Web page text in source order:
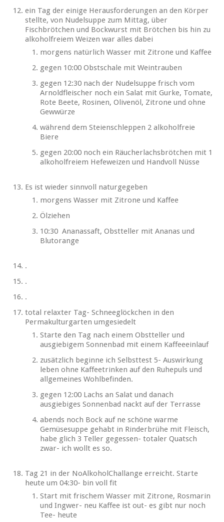
ein Tag der einige Herausforderungen an den Körper
stellte, von Nudelsuppe zum Mittag, über
Fischbrötchen und Bockwurst mit Brötchen bis hin zu
alkoholfreiem Weizen war alles dabei
morgens natürlich Wasser mit Zitrone und Kaffee
gegen 10:00 Obstschale mit Weintrauben
gegen 12:30 nach der Nudelsuppe frisch vom
Arnoldfleischer noch ein Salat mit Gurke, Tomate,
Rote Beete, Rosinen, Olivenöl, Zitrone und ohne
Gewwürze
während dem Steienschleppen 2 alkoholfreie
Biere
gegen 20:00 noch ein Räucherlachsbrötchen mit 1
alkoholfreiem Hefeweizen und Handvoll Nüsse
Es ist wieder sinnvoll naturgegeben
morgens Wasser mit Zitrone und Kaffee
Ölziehen
10:30 Ananassaft, Obstteller mit Ananas und
Blutorange
.
.
.
total relaxter Tag- Schneeglöckchen in den
Permakulturgarten umgesiedelt
Starte den Tag nach einem Obstteller und
ausgiebigem Sonnenbad mit einem Kaffeeeinlauf
zusätzlich beginne ich Selbsttest 5- Auswirkung
leben ohne Kaffeetrinken auf den Ruhepuls und
allgemeines Wohlbefinden.
gegen 12:00 Lachs an Salat und danach
ausgiebiges Sonnenbad nackt auf der Terrasse
abends noch Bock auf ne schöne warme
Gemüsesuppe gehabt in Rinderbrühe mit Fleisch,
habe glich 3 Teller gegessen- totaler Quatsch
zwar- ich wollt es so.
Tag 21 in der NoAlkoholChallange erreicht. Starte
heute um 04:30- bin voll fit
Start mit frischem Wasser mit Zitrone, Rosmarin
und Ingwer- neu Kaffee ist out- es gibt nur noch
Tee- heute